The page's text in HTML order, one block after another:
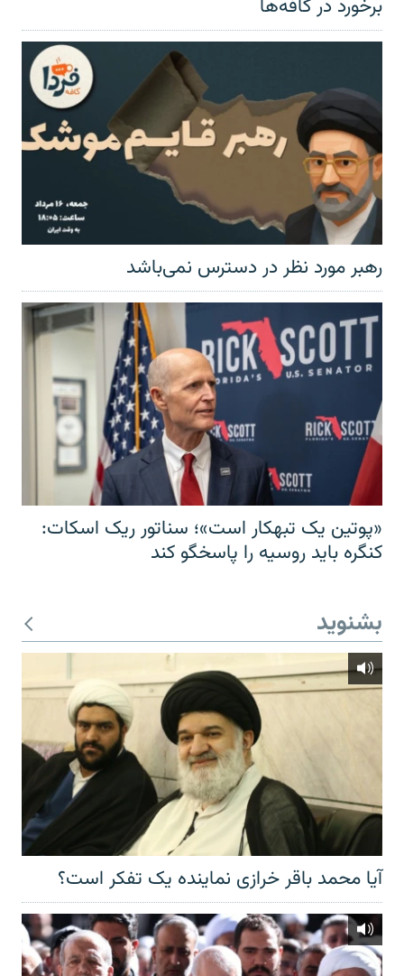
برخورد در کافه‌ها
رهبر مورد نظر در دسترس نمی‌باشد
«پوتین یک تبهکار است»؛ سناتور ریک اسکات:
کنگره باید روسیه را پاسخگو کند
بشنوید
آیا محمد باقر خرازی نماینده یک تفکر است؟